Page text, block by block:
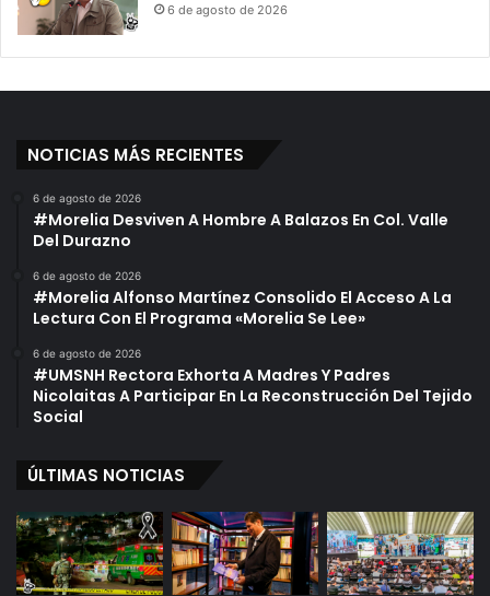
6 de agosto de 2026
NOTICIAS MÁS RECIENTES
6 de agosto de 2026
#Morelia Desviven A Hombre A Balazos En Col. Valle
Del Durazno
6 de agosto de 2026
#Morelia Alfonso Martínez Consolido El Acceso A La
Lectura Con El Programa «Morelia Se Lee»
6 de agosto de 2026
#UMSNH Rectora Exhorta A Madres Y Padres
Nicolaitas A Participar En La Reconstrucción Del Tejido
Social
ÚLTIMAS NOTICIAS